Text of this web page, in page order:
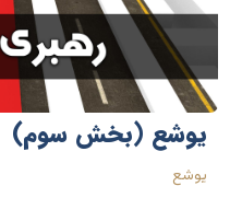
یوشع (بخش سوم)
یوشع